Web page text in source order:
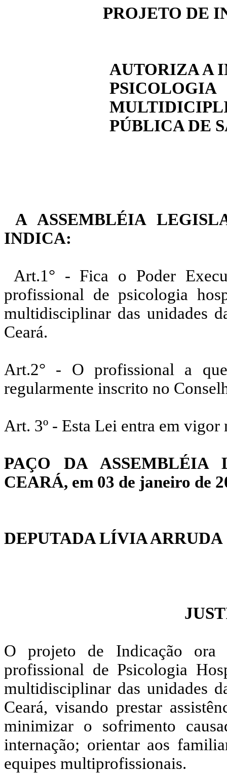
PROJETO DE
AUTORIZA A
PÚBLICA DE
A ASSEMBLÉIA
INDICA:
Art.1° - Fica o Poder
profissional de psicologia
multidisciplinar das unidades
Ceará.
Art.2° - O profissional a
regularmente inscrito no
Art. 3º - Esta Lei entra em vigor
PAÇO DA ASSEMBLÉIA
CEARÁ, em 03 de janeiro de
DEPUTADA LÍVIA ARRUDA
O projeto de Indicação ora
profissional de Psicologia
multidisciplinar das unidades
Ceará, visando prestar
minimizar o sofrimento
internação; orientar aos
equipes multiprofissionais.